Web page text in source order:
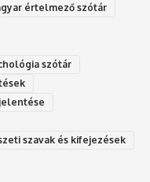
értelmező szótár
Ps‮gólohciz‬ia s‮átóz‬r
szavak és kifejezések